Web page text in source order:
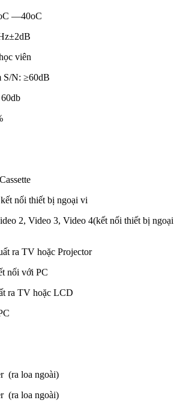
—40oC
viên
S/N: ≥60dB
≥ 60db
nối thiết bị ngoại vi
2, Video 3, Video 4(kết nối thiết bị ngoại
ra TV hoặc Projector
nối với PC
ra TV hoặc LCD
(ra loa ngoài)
(ra loa ngoài)